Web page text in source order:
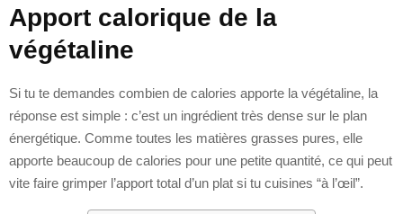
Apport calorique de la
végétaline
Si tu te demandes combien de calories apporte la végétaline, la
réponse est simple : c’est un ingrédient très dense sur le plan
énergétique. Comme toutes les matières grasses pures, elle
apporte beaucoup de calories pour une petite quantité, ce qui peut
vite faire grimper l’apport total d’un plat si tu cuisines “à l’œil”.